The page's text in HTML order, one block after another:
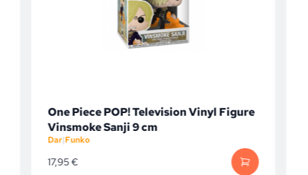
One Piece POP! Television Vinyl Figure
Vinsmoke Sanji 9 cm
Dar|Funko
17,95€